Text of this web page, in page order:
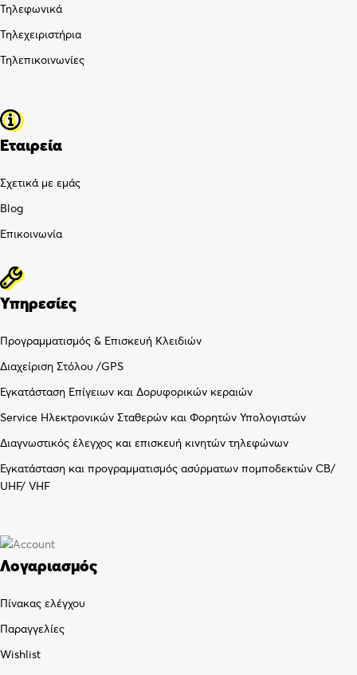
Τηλεφωνικά
Τηλεχειριστήρια
Τηλεπικοινωνίες
Εταιρεία
Σχετικά με εμάς
Blog
Επικοινωνία
Υπηρεσίες
Προγραμματισμός & Επισκευή Κλειδιών
Διαχείριση Στόλου /GPS
Εγκατάσταση Επίγειων και Δορυφορικών κεραιών
Service Ηλεκτρονικών Σταθερών και Φορητών Υπολογιστών
Διαγνωστικός έλεγχος και επισκευή κινητών τηλεφώνων
Εγκατάσταση και προγραμματισμός ασύρματων πομποδεκτών CB/
UHF/ VHF
Λογαριασμός
Πίνακας ελέγχου
Παραγγελίες
Wishlist